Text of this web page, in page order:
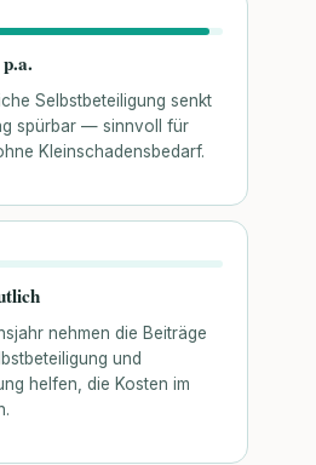
Selbstbeteiligung senkt
spürbar — sinnvoll für
Kleinschadensbedarf.
nehmen die Beiträge
und
helfen, die Kosten im